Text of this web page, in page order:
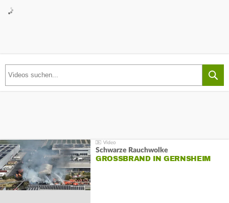
Schwarze Rauchwolke
GROSSBRAND IN GERNSHEIM